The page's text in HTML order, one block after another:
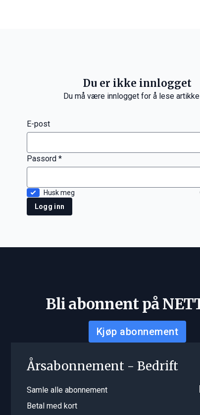
Du er ikke innlogget
Du må være innlogget for å lese
E-post
Passord *
Husk meg
Logg inn
Bli abonnent på
Kjøp abonnement
Årsabonnement - Bedrift
Samle alle abonnement
Betal med kort